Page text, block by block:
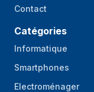
Contact
Catégories
Informatique
Smartphones
Electroménager